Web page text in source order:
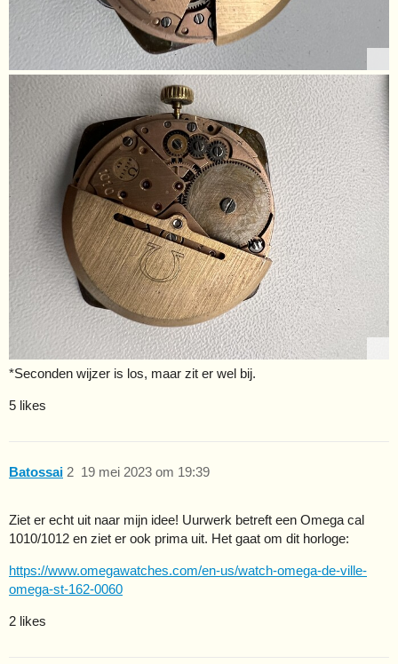
*Seconden wijzer is los, maar zit er wel bij.
5 likes
Batossai 19 mei 2023 om 19:39
2
Ziet er echt uit naar mijn idee! Uurwerk betreft een Omega cal
1010/1012 en ziet er ook prima uit. Het gaat om dit horloge:
https://www.omegawatches.com/en-us/watch-omega-de-ville-
omega-st-162-0060
2 likes